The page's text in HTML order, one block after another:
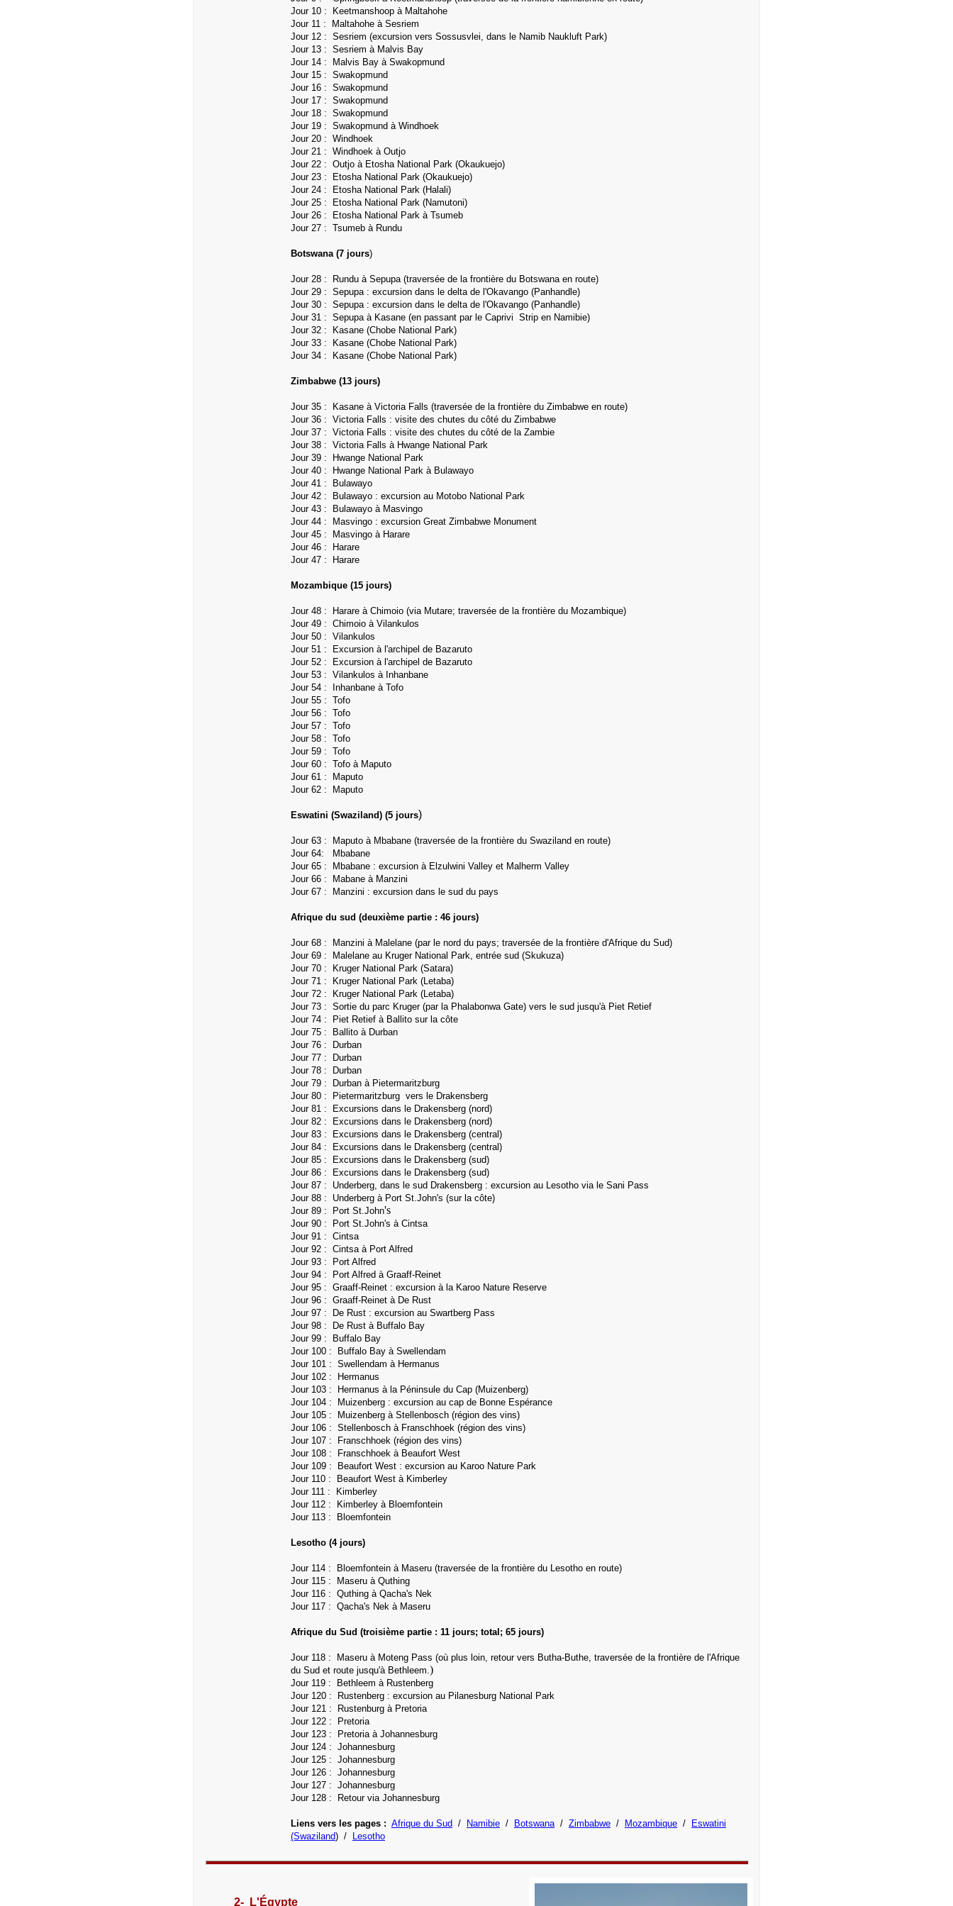
Jour 10 :
Keetmanshoop à Maltahohe
Jour 11 : Maltahohe à Sesriem
Jour 12 : Sesriem (excursion vers Sossusvlei, dans le Namib Naukluft Park)
Jour 13 : Sesriem à Malvis Bay
Jour 14 : Malvis Bay à Swakopmund
Jour 15 : Swakopmund
Jour 16 : Swakopmund
Jour 17 : Swakopmund
Jour 18 : Swakopmund
Jour 19 : Swakopmund à Windhoek
Jour 20 : Windhoek
Jour 21 : Windhoek à Outjo
Jour 22 : Outjo à Etosha National Park (Okaukuejo)
Jour 23 :
Etosha National Park (Okaukuejo)
Jour 24 :
Etosha National Park (Halali)
Jour 25 :
Etosha National Park (Namutoni)
Jour 26 :
Etosha National Park à Tsumeb
Jour 27 : Tsumeb à Rundu
Botswana (7 jours)
Jour 28 : Rundu à Sepupa (traversée de la frontière du Botswana en route)
Jour 29 : Sepupa : excursion dans le delta de l'Okavango (Panhandle)
Jour 30 : Sepupa : excursion dans le delta de l'Okavango (Panhandle)
Jour 31 : Sepupa à Kasane (en passant par le Caprivi Strip en Namibie)
Jour 32 : Kasane (Chobe National Park)
Jour 33 :
Kasane (Chobe National Park)
Jour 34 :
Kasane (Chobe National Park)
Zimbabwe (13 jours)
Jour 35 : Kasane à Victoria Falls (traversée de la frontière du Zimbabwe en route)
Jour 36 : Victoria Falls : visite des chutes du côté du Zimbabwe
Jour 37 : Victoria Falls : visite des chutes du côté de la Zambie
Jour 38 : Victoria Falls à Hwange National Park
Jour 39 :
Hwange National Park
Jour 40 :
Hwange National Park à Bulawayo
Jour 41 :
Bulawayo
Jour 42 :
Bulawayo : excursion au Motobo National Park
Jour 43 : Bulawayo à Masvingo
Jour 44 : Masvingo : excursion Great Zimbabwe Monument
Jour 45 : Masvingo à Harare
Jour 46 : Harare
Jour 47 : Harare
Mozambique (15 jours)
Jour 48 : Harare à Chimoio (via Mutare; traversée de la frontière du Mozambique)
Jour 49 : Chimoio à Vilankulos
Jour 50 : Vilankulos
Jour 51 : Excursion à l'archipel de Bazaruto
Jour 52 :
Excursion à l'archipel de Bazaruto
Jour 53 : Vilankulos à Inhanbane
Jour 54 : Inhanbane à Tofo
Jour 55 : Tofo
Jour 56 : Tofo
Jour 57 : Tofo
Jour 58 : Tofo
Jour 59 : Tofo
Jour 60 : Tofo à Maputo
Jour 61 :
Maputo
Jour 62 :
Maputo
Eswatini (Swaziland) (5 jours)
Jour 63 : Maputo à Mbabane (traversée de la frontière du Swaziland en route)
Jour 64: Mbabane
Jour 65 : Mbabane : excursion à Elzulwini Valley et Malherm Valley
Jour 66 : Mabane à Manzini
Jour 67 : Manzini : excursion dans le sud du pays
Afrique du sud (deuxième partie : 46 jours)
Jour 68 : Manzini à Malelane (par le nord du pays; traversée de la frontière d'Afrique du Sud)
Jour 69 : Malelane au Kruger National Park, entrée sud (Skukuza)
Jour 70 :
Kruger National Park (Satara)
Jour 71 :
Kruger National Park (Letaba)
Jour 72 :
Kruger National Park (Letaba)
Jour 73 : Sortie du parc Kruger (par la Phalabonwa Gate) vers le sud jusqu'à Piet Retief
Jour 74 : Piet Retief à Ballito sur la côte
Jour 75 : Ballito à Durban
Jour 76 : Durban
Jour 77 :
Durban
Jour 78 :
Durban
Jour 79 : Durban à Pietermaritzburg
Jour 80 : Pietermaritzburg vers le Drakensberg
Jour 81 : Excursions dans le Drakensberg (nord)
Jour 82 :
Excursions dans le Drakensberg (nord)
Jour 83 :
Excursions dans le Drakensberg (central)
Jour 84 :
Excursions dans le Drakensberg (central)
Jour 85 :
Excursions dans le Drakensberg (sud)
Jour 86 :
Excursions dans le Drakensberg (sud)
Jour 87 : Underberg, dans le sud Drakensberg : excursion au Lesotho via le Sani Pass
Jour 88 : Underberg à Port St.John's (sur la côte)
Jour 89 :
Port St.John's
Jour 90 : Port St.John's à Cintsa
Jour 91 : Cintsa
Jour 92 : Cintsa à Port Alfred
Jour 93 :
Port Alfred
Jour 94 :
Port Alfred à Graaff-Reinet
Jour 95 : Graaff-Reinet : excursion à la Karoo Nature Reserve
Jour 96 : Graaff-Reinet à De Rust
Jour 97 : De Rust : excursion au Swartberg Pass
Jour 98 : De Rust à Buffalo Bay
Jour 99 :
Buffalo Bay
Jour 100 :
Buffalo Bay à Swellendam
Jour 101 : Swellendam à Hermanus
Jour 102 : Hermanus
Jour 103 :
Hermanus à la Péninsule du Cap (Muizenberg)
Jour 104 : Muizenberg : excursion au cap de Bonne Espérance
Jour 105 :
Muizenberg à Stellenbosch (région des vins)
Jour 106 : Stellenbosch à Franschhoek (région des vins)
Jour 107 :
Franschhoek (région des vins)
Jour 108 :
Franschhoek à Beaufort West
Jour 109 : Beaufort West : excursion au Karoo Nature Park
Jour 110 : Beaufort West à Kimberley
Jour 111 : Kimberley
Jour 112 :
Kimberley à Bloemfontein
Jour 113 :
Bloemfontein
Lesotho (4 jours)
Jour 114 : Bloemfontein à Maseru (traversée de la frontière du Lesotho en route)
Jour 115 : Maseru à Quthing
Jour 116 : Quthing à Qacha's Nek
Jour 117 : Qacha's Nek à Maseru
Afrique du Sud (troisième partie : 11 jours; total; 65 jours)
Jour 118 : Maseru à Moteng Pass (où plus loin, retour vers Butha-Buthe, traversée de la frontière de l'Afrique
du Sud et route jusqu'à Bethleem.)
Jour 119 : Bethleem à Rustenberg
Jour 120 :
Rustenberg : excursion au Pilanesburg National Park
Jour 121 :
Rustenburg à Pretoria
Jour 122 :
Pretoria
Jour 123 :
Pretoria à Johannesburg
Jour 124 : Johannesburg
Jour 125 : Johannesburg
Jour 126 : Johannesburg
Jour 127 : Johannesburg
Jour 128 : Retour via Johannesburg
Liens vers les pages : Afrique du Sud / Namibie / Botswana/ Zimbabwe / Mozambique /
Eswatini
(Swaziland) / Lesotho
2- L'Égypte